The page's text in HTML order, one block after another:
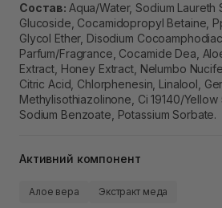
Состав: Aqua/Water, Sodium Laureth
Glucoside, Cocamidopropyl Betaine,
Glycol Ether, Disodium
Parfum/Fragrance, Cocamide Dea,
Extract, Honey Extract, Nelumbo
Citric Acid, Chlorphenesin, Linalool,
Methylisothiazolinone, Ci 19140/Yellow
Sodium Benzoate, Potassium Sorbate.
Активний компонент
Алое вера Экстракт меда